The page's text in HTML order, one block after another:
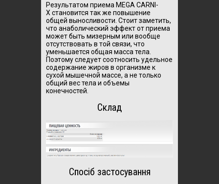
Результатом приема MEGA CARNI-
X становится так же повышение
общей выносливости. Стоит заметить,
что анаболический эффект от приема
может быть мизерным или вообще
отсутствовать в той связи, что
уменьшается общая масса тела.
Поэтому следует соотносить удельное
содержание жиров в организме к
сухой мышечной массе, а не только
общий вес тела и объемы
конечностей.
Склад
Спосіб застосування